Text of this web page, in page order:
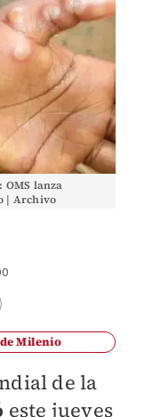
OMS lanza
| Archivo
Milenio
de la
este jueves